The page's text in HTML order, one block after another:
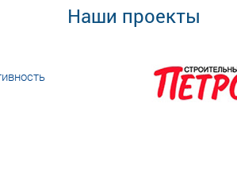
Наши проекты